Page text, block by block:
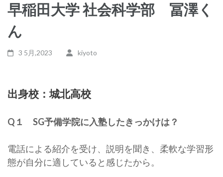
す)早稲田大学 社会科学部 冨澤く
ん
3 5月,2023 kiyoto
出身校：城北高校
Q１ SG予備学院に入塾したきっかけは？
電話による紹介を受け、説明を聞き、柔軟な学習形
態が自分に適していると感じたから。